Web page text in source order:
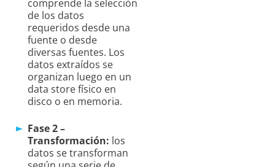
comprende la selección
de los datos
requeridos desde una
fuente o desde
diversas fuentes. Los
datos extraídos se
organizan luego en un
data store físico en
disco o en memoria.
Fase 2 –
Transformación: los
datos se transforman